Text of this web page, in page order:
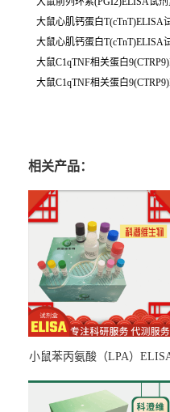
大鼠心肌钙蛋白T(cTnT)ELISA
大鼠心肌钙蛋白T(cTnT)ELISA
大鼠C1qTNF相关蛋白
大鼠C1qTNF相关蛋白
相关产品：
小鼠苯丙氨酸（LPA）